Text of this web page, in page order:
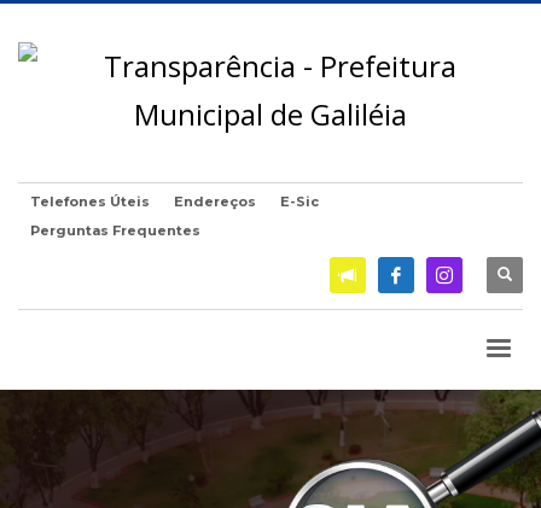
Telefones Úteis Endereços
E-Sic
Perguntas Frequentes